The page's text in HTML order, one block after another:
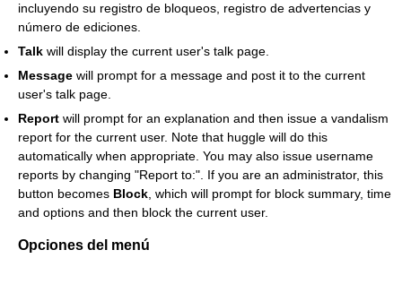
incluyendo su registro de bloqueos, registro de advertencias y
número de ediciones.
Talk will display the current user's talk page.
Message will prompt for a message and post it to the current
user's talk page.
Report will prompt for an explanation and then issue a vandalism
report for the current user. Note that huggle will do this
automatically when appropriate. You may also issue username
reports by changing "Report to:". If you are an administrator, this
button becomes Block , which will prompt for block summary, time
and options and then block the current user.
Opciones del menú